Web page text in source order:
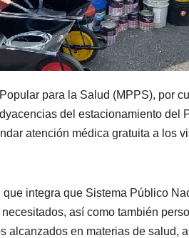
para la Salud (MPPS), por
del estacionamiento del
atención médica gratuita a los
integra que Sistema Público
así como también
alcanzados en materias de salud,